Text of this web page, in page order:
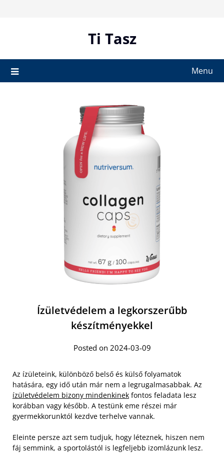
Ti Tasz
Menu
Ízületvédelem a legkorszerűbb
készítményekkel
Posted on 2024-03-09
Az ízületeink, különböző belső és külső folyamatok
hatására, egy idő után már nem a legrugalmasabbak. Az
ízületvédelem bizony mindenkinek fontos feladata lesz
korábban vagy később. A testünk eme részei már
gyermekkorunktól kezdve terhelve vannak.
Eleinte persze azt sem tudjuk, hogy léteznek, hiszen nem
fáj semmink, a sportolástól is legfeljebb izomlázunk lesz.